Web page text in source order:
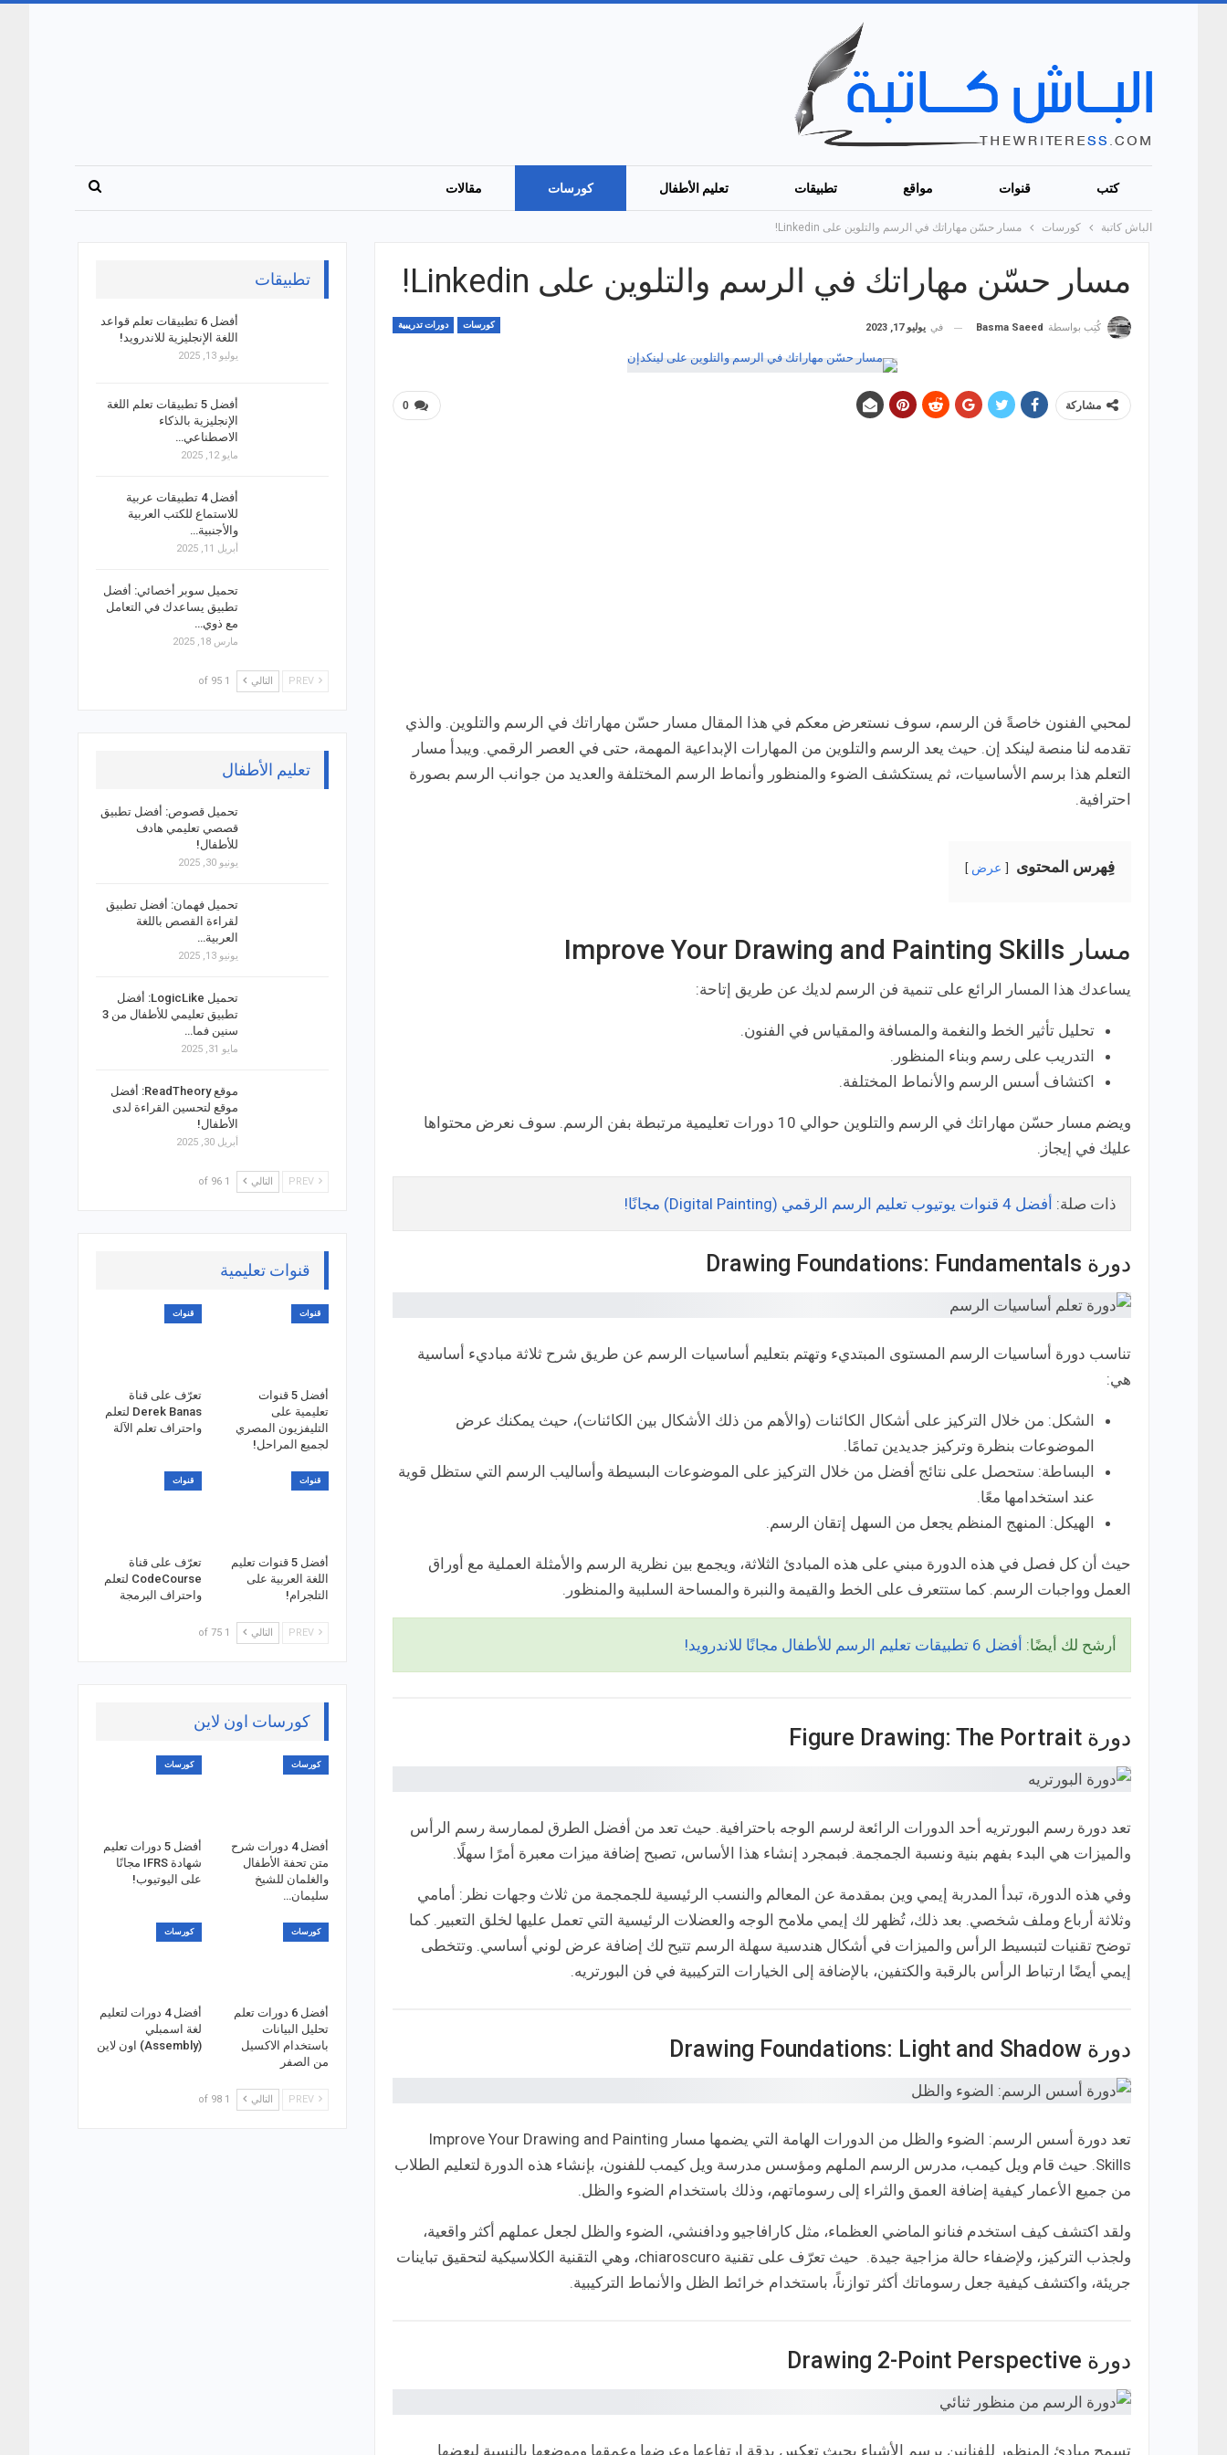
كتب قنوات مواقع تطبيقات تعليم الأطفال كورسات مقالات
الباش كاتبة كورسات مسار حسّن مهاراتك في الرسم والتلوين على Linkedin!
مسار حسّن مهاراتك في الرسم والتلوين على Linkedin!
كورسات دورات تدريبية كُتِب بواسطة Basma Saeed في يوليو 17, 2023
0 مشاركة
لمحبي الفنون خاصةً فن الرسم، سوف نستعرض معكم في هذا المقال مسار حسّن مهاراتك في الرسم والتلوين. والذي
تقدمه لنا منصة لينكد إن. حيث يعد الرسم والتلوين من المهارات الإبداعية المهمة، حتى في العصر الرقمي. ويبدأ مسار
التعلم هذا برسم الأساسيات، ثم يستكشف الضوء والمنظور وأنماط الرسم المختلفة والعديد من جوانب الرسم بصورة
احترافية.
فِهرس المحتوى عرض
مسار Improve Your Drawing and Painting Skills
يساعدك هذا المسار الرائع على تنمية فن الرسم لديك عن طريق إتاحة:
تحليل تأثير الخط والنغمة والمسافة والمقياس في الفنون.
التدريب على رسم وبناء المنظور.
اكتشاف أسس الرسم والأنماط المختلفة.
ويضم مسار حسّن مهاراتك في الرسم والتلوين حوالي 10 دورات تعليمية مرتبطة بفن الرسم. سوف نعرض محتواها
عليك في إيجاز.
ذات صلة: أفضل 4 قنوات يوتيوب تعليم الرسم الرقمي (Digital Painting) مجانًا!
دورة Drawing Foundations: Fundamentals
تناسب دورة أساسيات الرسم المستوى المبتديء وتهتم بتعليم أساسيات الرسم عن طريق شرح ثلاثة مباديء أساسية
هي:
الشكل: من خلال التركيز على أشكال الكائنات (والأهم من ذلك الأشكال بين الكائنات)، حيث يمكنك عرض
الموضوعات بنظرة وتركيز جديدين تمامًا.
البساطة: ستحصل على نتائج أفضل من خلال التركيز على الموضوعات البسيطة وأساليب الرسم التي ستظل قوية
عند استخدامها معًا.
الهيكل: المنهج المنظم يجعل من السهل إتقان الرسم.
حيث أن كل فصل في هذه الدورة مبني على هذه المبادئ الثلاثة، ويجمع بين نظرية الرسم والأمثلة العملية مع أوراق
العمل وواجبات الرسم. كما ستتعرف على الخط والقيمة والنبرة والمساحة السلبية والمنظور.
أرشح لك أيضًا: أفضل 6 تطبيقات تعليم الرسم للأطفال مجانًا للاندرويد!
دورة Figure Drawing: The Portrait
تعد دورة رسم البورتريه أحد الدورات الرائعة لرسم الوجه باحترافية. حيث تعد من أفضل الطرق لممارسة رسم الرأس
والميزات هي البدء بفهم بنية ونسبة الجمجمة. فبمجرد إنشاء هذا الأساس، تصبح إضافة ميزات معبرة أمرًا سهلًا.
وفي هذه الدورة، تبدأ المدربة إيمي وين بمقدمة عن المعالم والنسب الرئيسية للجمجمة من ثلاث وجهات نظر: أمامي
وثلاثة أرباع وملف شخصي. بعد ذلك، تُظهر لك إيمي ملامح الوجه والعضلات الرئيسية التي تعمل عليها لخلق التعبير. كما
توضح تقنيات لتبسيط الرأس والميزات في أشكال هندسية سهلة الرسم تتيح لك إضافة عرض لوني أساسي. وتتخطى
إيمي أيضًا ارتباط الرأس بالرقبة والكتفين، بالإضافة إلى الخيارات التركيبية في فن البورتريه.
دورة Drawing Foundations: Light and Shadow
تعد دورة أسس الرسم: الضوء والظل من الدورات الهامة التي يضمها مسار Improve Your Drawing and Painting
Skills. حيث قام ويل كيمب، مدرس الرسم الملهم ومؤسس مدرسة ويل كيمب للفنون، بإنشاء هذه الدورة لتعليم الطلاب
من جميع الأعمار كيفية إضافة العمق والثراء إلى رسوماتهم، وذلك باستخدام الضوء والظل.
ولقد اكتشف كيف استخدم فنانو الماضي العظماء، مثل كارافاجيو ودافنشي، الضوء والظل لجعل عملهم أكثر واقعية،
ولجذب التركيز، ولإضفاء حالة مزاجية جيدة. حيث تعرّف على تقنية chiaroscuro، وهي التقنية الكلاسيكية لتحقيق تباينات
جريئة، واكتشف كيفية جعل رسوماتك أكثر توازناً، باستخدام خرائط الظل والأنماط التركيبية.
دورة Drawing 2-Point Perspective
تسمح مبادئ المنظور للفنانين برسم الأشياء بحيث تعكس بدقة ارتفاعها وعرضها وعمقها وموضعها بالنسبة لبعضها
تطبيقات
أفضل 6 تطبيقات تعلم قواعد
اللغة الإنجليزية للاندرويد!
يوليو 13, 2025
أفضل 5 تطبيقات تعلم اللغة
الإنجليزية بالذكاء
الاصطناعي…
مايو 12, 2025
أفضل 4 تطبيقات عربية
للاستماع للكتب العربية
والأجنبية…
أبريل 11, 2025
تحميل سوبر أخصائي: أفضل
تطبيق يساعدك في التعامل
مع ذوي…
مارس 18, 2025
التالي 1 of 95
تعليم الأطفال
تحميل قصوص: أفضل تطبيق
قصصي تعليمي هادف
للأطفال!
يونيو 30, 2025
تحميل فهمان: أفضل تطبيق
لقراءة القصص باللغة
العربية…
يونيو 13, 2025
تحميل LogicLike: أفضل
تطبيق تعليمي للأطفال من 3
سنين فما…
مايو 31, 2025
موقع ReadTheory: أفضل
موقع لتحسين القراءة لدى
الأطفال!
أبريل 30, 2025
التالي 1 of 96
قنوات تعليمية
قنوات
أفضل 5 قنوات
تعليمية على
التليفزيون المصري
لجميع المراحل!
قنوات
تعرّف على قناة
Derek Banas لتعلم
واحتراف تعلم الآلة
قنوات
أفضل 5 قنوات تعليم
اللغة العربية على
التلجرام!
قنوات
تعرّف على قناة
CodeCourse لتعلم
واحتراف البرمجة
التالي 1 of 75
كورسات اون لاين
كورسات
أفضل 4 دورات شرح
متن تحفة الأطفال
والغلمان للشيخ
سليمان…
كورسات
أفضل 5 دورات تعليم
شهادة IFRS مجانًا
على اليوتيوب!
كورسات
أفضل 6 دورات تعلم
تحليل البيانات
باستخدام الاكسيل
من الصفر
كورسات
أفضل 4 دورات لتعليم
لغة اسمبلي
(Assembly) اون لاين
التالي 1 of 98